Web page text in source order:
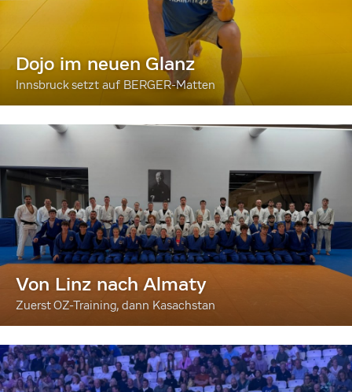
Dojo im neuen Glanz
Innsbruck setzt auf BERGER-Matten
Von Linz nach Almaty
Zuerst OZ-Training, dann Kasachstan